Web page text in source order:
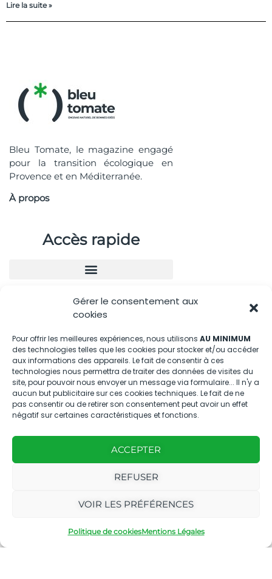
Gérer le consentement aux
cookies
Pour offrir les meilleures expériences, nous utilisons AU MINIMUM
des technologies telles que les cookies pour stocker et/ou accéder
aux informations des appareils. Le fait de consentir à ces
technologies nous permettra de traiter des données de visites du
site, pour pouvoir nous envoyer un message via formulaire... Il n'y a
aucun but publicitaire sur ces cookies techniques. Le fait de ne
pas consentir ou de retirer son consentement peut avoir un effet
négatif sur certaines caractéristiques et fonctions.
ACCEPTER
REFUSER
VOIR LES PRÉFÉRENCES
Politique de cookiesMentions Légales
Lire la suite »
Bleu Tomate, le magazine engagé
pour la transition écologique en
Provence et en Méditerranée.
À propos
Accès rapide
Nous contacter
04.88.08.75.28
contactBT@bleu-tomate.fr
Kit média
Kit média Bleu Tomate
Nous suivre